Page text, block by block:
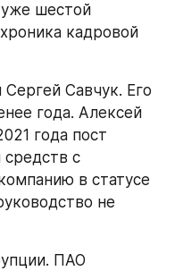
уже шестой
кадровой
года. Алексей
года пост
средств с
в статусе
не